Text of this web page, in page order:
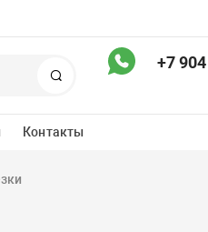
Поиск
+7
Контакты